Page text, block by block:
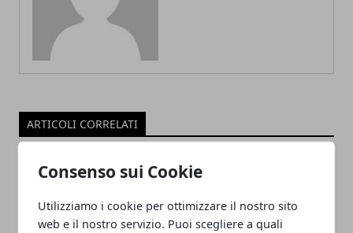
Consenso sui Cookie
Utilizziamo i cookie per ottimizzare il nostro sito
web e il nostro servizio. Puoi scegliere a quali
ARTICOLI CORRELATI